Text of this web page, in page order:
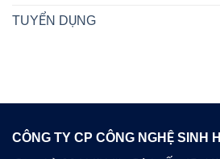
TUYỂN DỤNG
CÔNG TY CP CÔNG NGHỆ SINH